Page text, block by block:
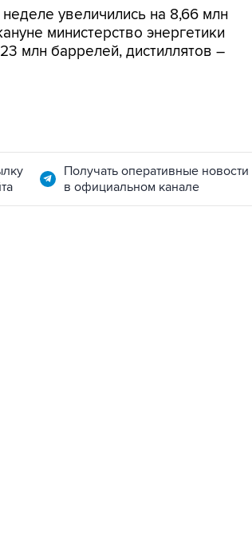
увеличились на 8,66 млн
министерство энергетики
млн баррелей, дистиллятов –
Получать оперативные новости
в официальном канале